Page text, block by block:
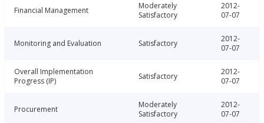
Financial Management
Moderately
Satisfactory
2012-
07-07
Monitoring and Evaluation Satisfactory
2012-
07-07
Overall Implementation
Progress (IP)
Satisfactory
2012-
07-07
Procurement
Moderately
Satisfactory
2012-
07-07